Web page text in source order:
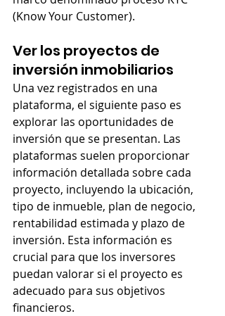
(Know Your Customer).
Ver los proyectos de
inversión inmobiliarios
Una vez registrados en una
plataforma, el siguiente paso es
explorar las oportunidades de
inversión que se presentan. Las
plataformas suelen proporcionar
información detallada sobre cada
proyecto, incluyendo la ubicación,
tipo de inmueble, plan de negocio,
rentabilidad estimada y plazo de
inversión. Esta información es
crucial para que los inversores
puedan valorar si el proyecto es
adecuado para sus objetivos
financieros.